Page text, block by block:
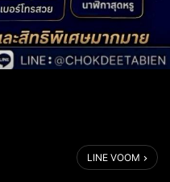
ยนมอเตอร์ไซค์ เบอร์สวย และ
LINE VOOM